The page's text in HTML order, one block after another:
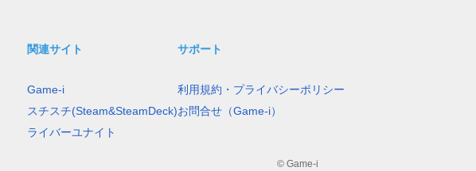
関連サイト
Game-i
スチスチ(Steam&SteamDeck)
ライバーユナイト
サポート
利用規約・プライバシーポリシー
お問合せ（Game-i）
© Game-i